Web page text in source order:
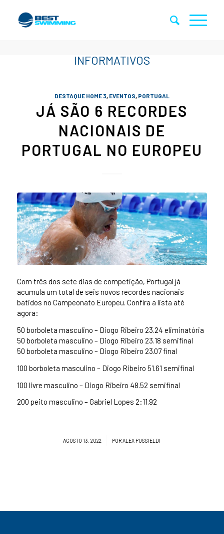
DESTAQUE HOME 3, EVENTOS, PORTUGAL
JÁ SÃO 6 RECORDES
NACIONAIS DE
PORTUGAL NO EUROPEU
Com três dos sete dias de competição, Portugal já
acumula um total de seis novos recordes nacionais
batidos no Campeonato Europeu. Confira a lista até
agora:
50 borboleta masculino – Diogo Ribeiro 23.24 eliminatória
50 borboleta masculino – Diogo Ribeiro 23.18 semifinal
50 borboleta masculino – Diogo Ribeiro 23.07 final
100 borboleta masculino – Diogo Ribeiro 51.61 semifinal
100 livre masculino – Diogo Ribeiro 48.52 semifinal
200 peito masculino – Gabriel Lopes 2:11.92
AGOSTO 13, 2022
/ PORALEX PUSSIELDI